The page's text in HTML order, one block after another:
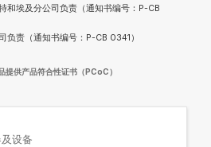
和埃及分公司负责（通知书编号：P-CB
负责（通知书编号：P-CB 0341）
供产品符合性证书（PCoC）
设备